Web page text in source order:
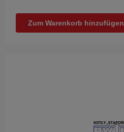
Zum Warenkorb hinzufügen